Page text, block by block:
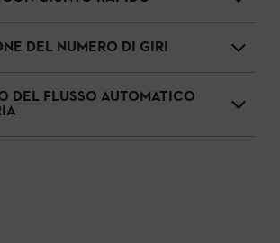
DEL NUMERO DI GIRI
DEL FLUSSO AUTOMATICO